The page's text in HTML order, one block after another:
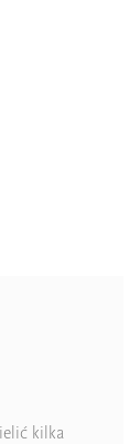
kilka